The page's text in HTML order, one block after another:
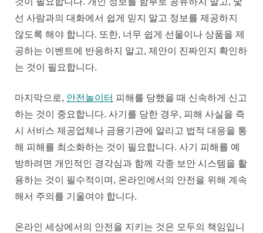
선 사람과의 대화에서 쉽게 믿지 말고 정보를 제공하지
않도록 해야 합니다. 또한, 너무 쉽게 선물이나 상품을 제
공하는 이벤트에 반응하지 말고, 제안이 진짜인지 확인하
는 것이 필요합니다.
마지막으로, 안전놀이터 피해를 당했을 때 신속하게 신고
하는 것이 중요합니다. 사기를 당한 경우, 피해 사실을 즉
시 서비스 제공업체나 금융기관에 알리고 법적 대응을 통
해 피해를 최소화하는 것이 필요합니다. 사기 피해를 예
방하려면 개인적인 경각심과 함께 각종 보안 시스템을 활
용하는 것이 필수적이며, 온라인에서의 안전을 위해 계속
해서 주의를 기울여야 합니다.
온라인 세상에서의 안전을 지키는 것은 모두의 책임입니